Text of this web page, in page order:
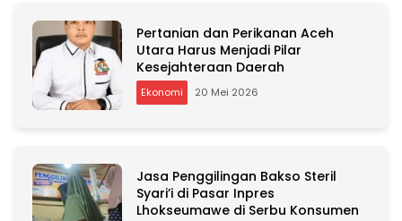
Pertanian dan Perikanan Aceh
Utara Harus Menjadi Pilar
Kesejahteraan Daerah
Ekonomi 20 Mei 2026
Jasa Penggilingan Bakso Steril
Syari’i di Pasar Inpres
Lhokseumawe di Serbu Konsumen